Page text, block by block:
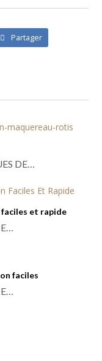
Partager
DE…
faciles et rapide
faciles